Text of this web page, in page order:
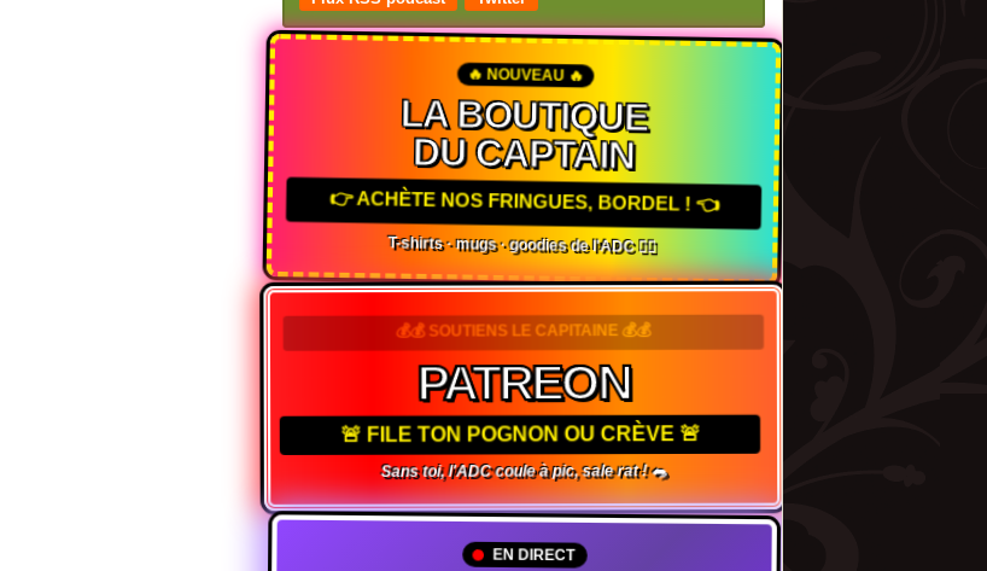
🔥 NOUVEAU 🔥
LA BOUTIQUE
DU CAPTAIN
👉 ACHÈTE NOS FRINGUES, BORDEL ! 👈
T-shirts · mugs · goodies de l'ADC 🏴‍☠️
💰💰 SOUTIENS LE CAPITAINE 💰💰
PATREON
🚨 FILE TON POGNON OU CRÈVE 🚨
Sans toi, l'ADC coule à pic, sale rat ! 🐀
EN DIRECT